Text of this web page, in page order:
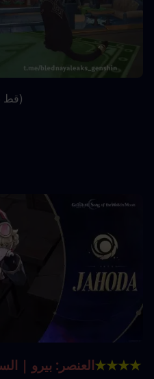
(قط
★★★★العنصر: بيرو |